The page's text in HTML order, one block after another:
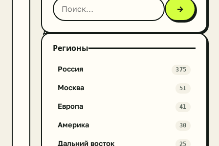
воды
Всемирный
день
посадки
«Марш
парков»
очистки
водоемов
→
Регионы
Россия 375
Москва 51
Европа 41
Америка 30
Дальний восток 25